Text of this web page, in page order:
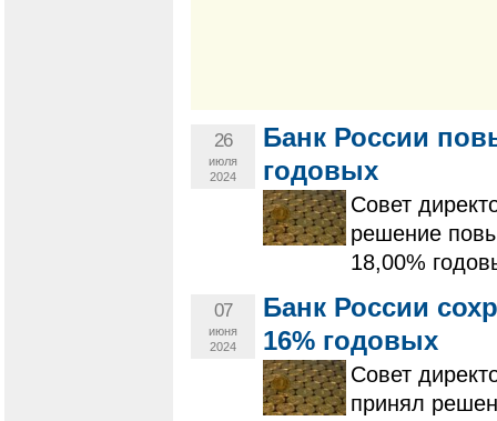
26
июля
2024
Банк России
годовых
Совет
решение
18,00%
07
июня
2024
Банк России
16% годовых
Совет
принял